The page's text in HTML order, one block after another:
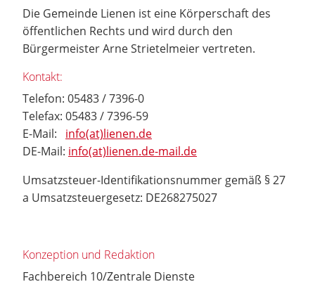
Die Gemeinde Lienen ist eine Körperschaft des
öffentlichen Rechts und wird durch den
Bürgermeister Arne Strietelmeier vertreten.
Kontakt:
Telefon: 05483 / 7396-0
Telefax: 05483 / 7396-59
E-Mail: info(at)lienen.de
DE-Mail: info(at)lienen.de-mail.de
Umsatzsteuer-Identifikationsnummer gemäß § 27
a Umsatzsteuergesetz: DE268275027
Konzeption und Redaktion
Fachbereich 10/Zentrale Dienste